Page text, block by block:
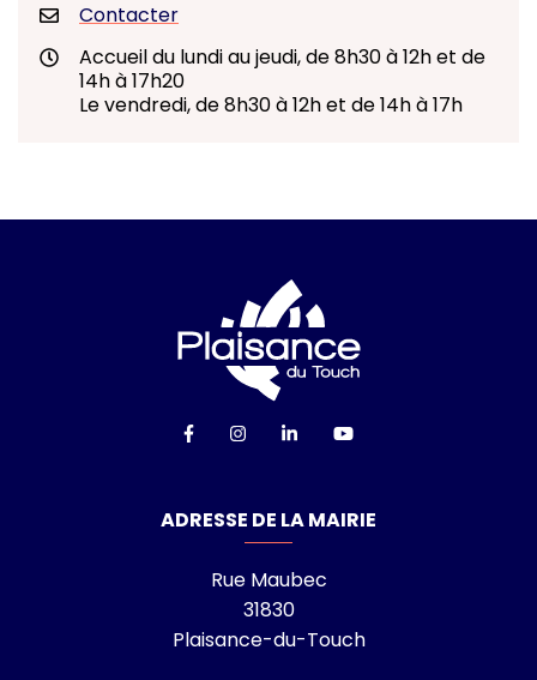
Contacter
Accueil du lundi au jeudi, de 8h30 à 12h et de
14h à 17h20
Le vendredi, de 8h30 à 12h et de 14h à 17h
Lien vers le compte Facebook
Lien vers le compte Instagram
Lien vers le compte
Lien vers la chaîne
ADRESSE DE LA MAIRIE
Rue Maubec
31830
Plaisance-du-Touch